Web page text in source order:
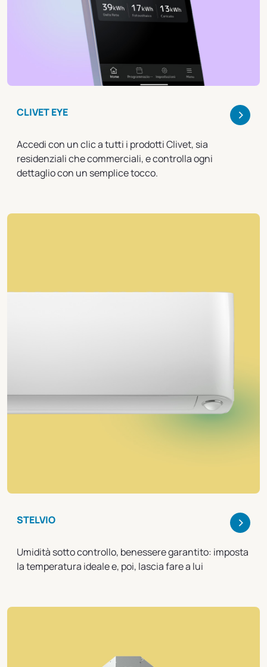
CLIVET EYE >
Accedi con un clic a tutti i prodotti Clivet, sia
residenziali che commerciali, e controlla ogni
dettaglio con un semplice tocco.
STELVIO >
Umidità sotto controllo, benessere garantito: imposta
la temperatura ideale e, poi, lascia fare a lui